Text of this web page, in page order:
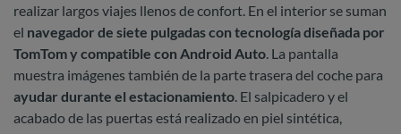
realizar largos viajes llenos de confort. En el interior se suman
el navegador de siete pulgadas con tecnología diseñada por
TomTom y compatible con Android Auto. La pantalla
muestra imágenes también de la parte trasera del coche para
ayudar durante el estacionamiento. El salpicadero y el
acabado de las puertas está realizado en piel sintética,